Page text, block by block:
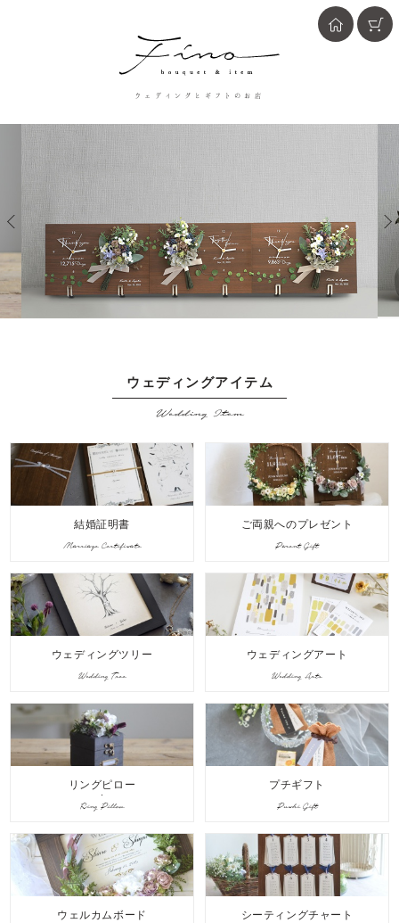
ウェディングとギフトのお店
ウェディングアイテム
Wedding Item
結婚証明書
Marriage Certificate
ご両親へのプレゼント
Parent Gift
ウェディングツリー
Wedding Tree
ウェディングアート
Wedding Arts
リングピロー
Ring Pillow
プチギフト
Puchi Gift
ウェルカムボード シーティングチャート